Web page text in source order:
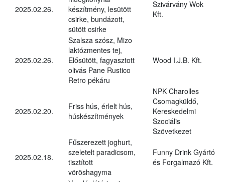
2025.02.26.
készítmény, lesütött
csirke, bundázott,
sütött csirke
Szivárvány Wok
Kft.
2025.02.26.
Szalsza szósz, Mizo
laktózmentes tej,
Elősütött, fagyasztott
olivás Pane Rustico
Retro pékáru
Wood I.J.B. Kft.
2025.02.20.
Friss hús, érlelt hús,
húskészítmények
NPK Charolles
Csomagküldő,
Kereskedelmi
Szociális
Szövetkezet
2025.02.18.
Fűszerezett joghurt,
szeletelt paradicsom,
tisztított
vöröshagyma
Funny Drink Gyártó
és Forgalmazó Kft.